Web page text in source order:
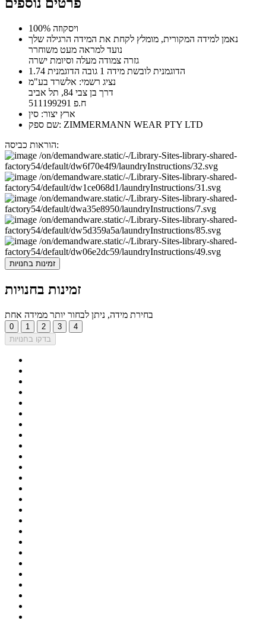
100% ויסקוזה
נאמן למידה המקורית, מומלץ לקחת את המידה הרגילה שלך
נועד למראה מעט משוחרר
גזרה צמודה מעלה וסיומת ישרה
הדוגמנית לובשת מידה 1 גובה הדוגמנית 1.74
נציג רשמי: אלשרד בע"מ
דרך בן צבי 84, תל אביב
ח.פ 511199291
ארץ יצור: סין
שם ספק: ZIMMERMANN WEAR PTY LTD
הוראות כביסה:
זמינות בחנויות
זמינות בחנויות
בחירת מידה, ניתן לבחור יותר ממידה אחת
0 1 2 3
4
בדקו בחנויות